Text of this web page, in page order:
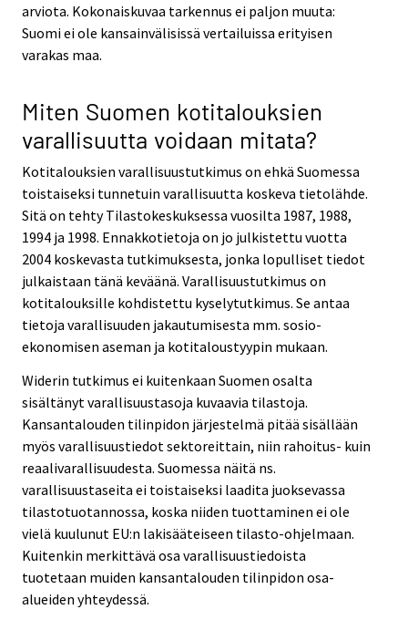
arviota. Kokonaiskuvaa tarkennus ei paljon muuta:
Suomi ei ole kansainvälisissä vertailuissa erityisen
varakas maa.
Miten Suomen kotitalouksien
varallisuutta voidaan mitata?
Kotitalouksien varallisuustutkimus on ehkä Suomessa
toistaiseksi tunnetuin varallisuutta koskeva tietolähde.
Sitä on tehty Tilastokeskuksessa vuosilta 1987, 1988,
1994 ja 1998. Ennakkotietoja on jo julkistettu vuotta
2004 koskevasta tutkimuksesta, jonka lopulliset tiedot
julkaistaan tänä keväänä. Varallisuustutkimus on
kotitalouksille kohdistettu kyselytutkimus. Se antaa
tietoja varallisuuden jakautumisesta mm. sosio-
ekonomisen aseman ja kotitaloustyypin mukaan.
Widerin tutkimus ei kuitenkaan Suomen osalta
sisältänyt varallisuustasoja kuvaavia tilastoja.
Kansantalouden tilinpidon järjestelmä pitää sisällään
myös varallisuustiedot sektoreittain, niin rahoitus- kuin
reaalivarallisuudesta. Suomessa näitä ns.
varallisuustaseita ei toistaiseksi laadita juoksevassa
tilastotuotannossa, koska niiden tuottaminen ei ole
vielä kuulunut EU:n lakisääteiseen tilasto-ohjelmaan.
Kuitenkin merkittävä osa varallisuustiedoista
tuotetaan muiden kansantalouden tilinpidon osa-
alueiden yhteydessä.